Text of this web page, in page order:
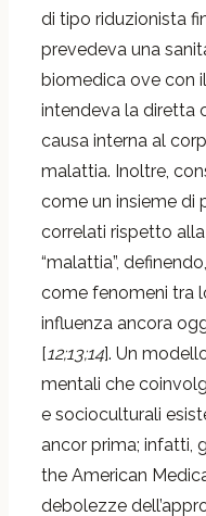
di tipo riduzionista
prevedeva una
biomedica ove con
intendeva la diretta
causa interna al
malattia. Inoltre,
come un insieme di
correlati rispetto
“malattia”,
come fenomeni tra
influenza ancora
[12;13;14]. Un
mentali che
e socioculturali
ancor prima; infatti,
the American
debolezze